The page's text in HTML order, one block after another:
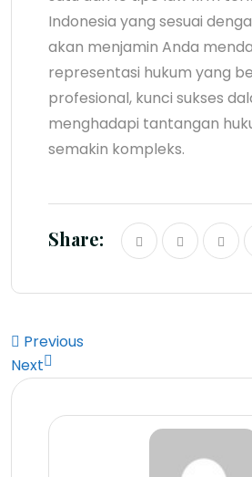
Indonesia yang sesuai
akan menjamin Anda
representasi hukum yang
profesional, kunci sukses
menghadapi tantangan
semakin kompleks.
Share:
Previous
Next